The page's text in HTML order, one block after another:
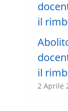
il
2 Aprile